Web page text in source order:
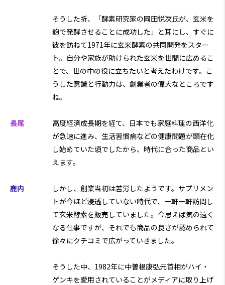
そうした折、「酵素研究家の岡田悦次氏が、玄米を
麹で発酵させることに成功した」と耳にし、すぐに
彼を訪ねて1971年に玄米酵素の共同開発をスター
ト。自分や家族が助けられた玄米を世間に広めるこ
とで、世の中の役に立ちたいと考えたわけです。こ
うした意識と行動力は、創業者の偉大なところです
ね。
長尾
高度経済成長期を経て、日本でも家庭料理の西洋化
が急速に進み、生活習慣病などの健康問題が顕在化
し始めていた頃でしたから、時代に合った商品とい
えます。
鹿内
しかし、創業当初は苦労したようです。サプリメン
トが今ほど浸透していない時代で、一軒一軒訪問し
て玄米酵素を販売していました。今思えば気の遠く
なる仕事ですが、それでも商品の良さが認められて
徐々にクチコミで広がっていきました。
そうした中、1982年に中曽根康弘元首相がハイ・
ゲンキを愛用されていることがメディアに取り上げ